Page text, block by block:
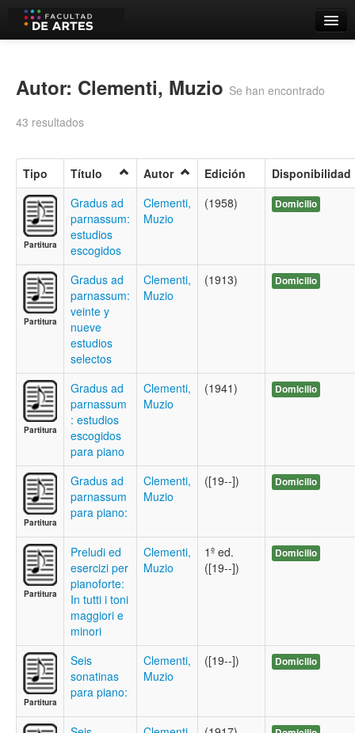
Búsqueda Avanzada
Contacto
Iniciar sesión
Autor: Clementi, Muzio Se han encontrado
43 resultados
Tipo Título Autor Edición Disponibilidad
Partitura
Gradus ad
parnassum:
estudios
escogidos
Clementi,
Muzio
(1958) Domicilio
Partitura
Gradus ad
parnassum:
veinte y
nueve
estudios
selectos
Clementi,
Muzio
(1913) Domicilio
Partitura
Gradus ad
parnassum
: estudios
escogidos
para piano
Clementi,
Muzio
(1941) Domicilio
Partitura
Gradus ad
parnassum
para piano:
Clementi,
Muzio
([19--]) Domicilio
Partitura
Preludi ed
esercizi per
pianoforte:
In tutti i toni
maggiori e
minori
Clementi,
Muzio
1º ed.
([19--])
Domicilio
Partitura
Seis
sonatinas
para piano:
Clementi,
Muzio
([19--]) Domicilio